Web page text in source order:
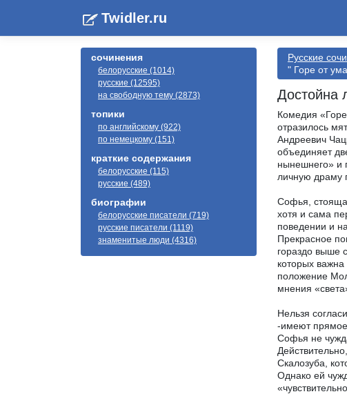
Twidler.ru
сочинения
белорусские (1014)
русские (12595)
на свободную тему (2873)
топики
по английскому (922)
по немецкому (151)
краткие содержания
белорусские (115)
русские (489)
биографии
белорусские писатели (719)
русские писатели (1119)
знаменитые люди (4316)
Русские
" Горе от
Достойна
Комедия
отразилось
Андреевич
объединяет
нынешнего» и
личную драму
Софья,
хотя и сама
поведении и
Прекрасное
гораздо выше
которых
положение
мнения
Нельзя
-имеют прямое
Софья не
Скалозуба,
Однако ей